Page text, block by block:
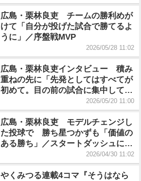
広島・栗林良吏 チームの勝利めが
けて「自分が投げた試合で勝てるよ
うに」／序盤戦MVP
2026/05/28 11:02
広島・栗林良吏インタビュー 積み
重ねの先に「先発としてはすべてが
初めて。目の前の試合に集中してや
2026/05/20 11:00
広島・栗林良吏 モデルチェンジし
た投球で 勝ち星つかずも「価値の
ある勝ち」／スタートダッシュに成
2026/04/30 11:02
やくみつる連載4コマ『そうはなら